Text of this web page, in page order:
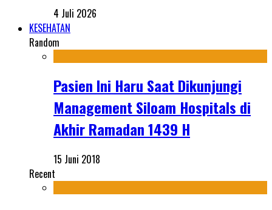
4 Juli 2026
KESEHATAN
Random
Pasien Ini Haru Saat Dikunjungi
Management Siloam Hospitals di
Akhir Ramadan 1439 H
15 Juni 2018
Recent